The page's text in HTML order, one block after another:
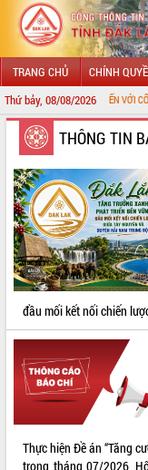
TRANG CHỦ CHÍNH
Thứ bảy, 08/08/2026
CHÀO MỪNG ĐẾN VỚI CỔNG
GIỚI THIỆU
LÃNH ĐẠO UBND TỈNH
TIN TỨC SỰ KIỆN
SỞ, BAN, NGÀNH
UBND CÁC XÃ, PHƯỜNG
THÔNG TIN CHỈ ĐẠO ĐIỀU
HỆ THỐNG VĂN BẢN
VĂN BẢN HĐND TỈNH
THÔNG TIN
đầu mối kết nối chiến
Thực hiện Đề án “Tăng
trong tháng 07/2026,